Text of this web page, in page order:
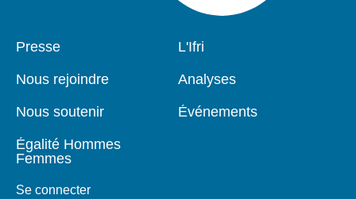
Pied
Presse
Nous rejoindre
Nous soutenir
Égalité Hommes
Femmes
Se connecter
Navigation
L'Ifri
Analyses
Événements